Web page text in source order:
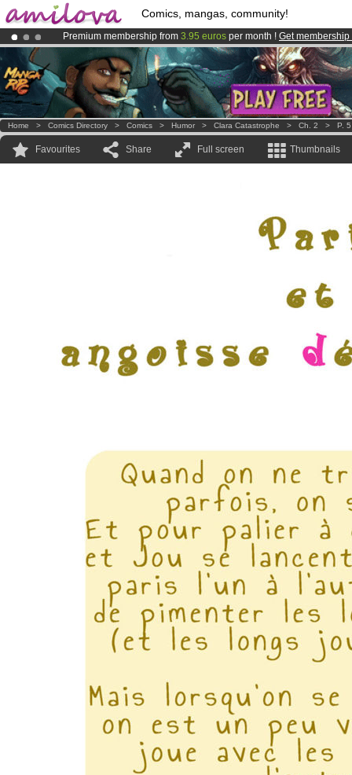
Comics, mangas, community!
Premium membership from 3.95 euros per month ! Get membership
AmilovaKickstarter is now LIVE!.
Already 100000membersand 1000 comics & mangas!.
Home > Comics Directory > Comics > Humor > Clara Catastrophe > Ch. 2 > P. 5
Favourites Share Full screen Thumbnails